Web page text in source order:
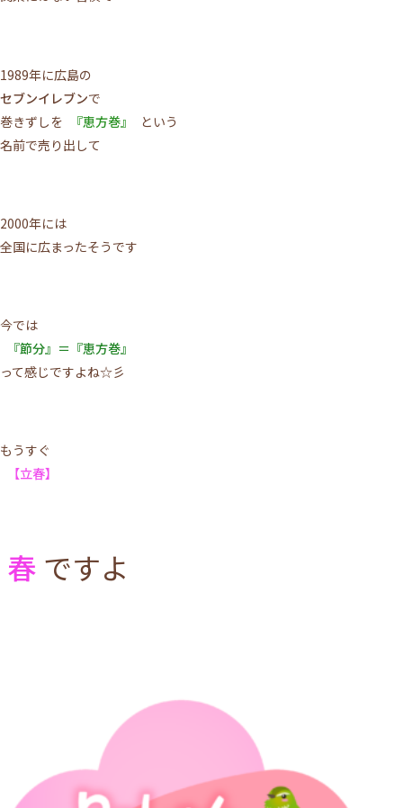
1989年に広島の
セブンイレブンで
巻きずしを
『恵方巻』
という
名前で売り出して
2000年には
全国に広まったそうです
今では
『節分』＝『恵方巻』
って感じですよね☆彡
もうすぐ
【立春】
春 ですよ